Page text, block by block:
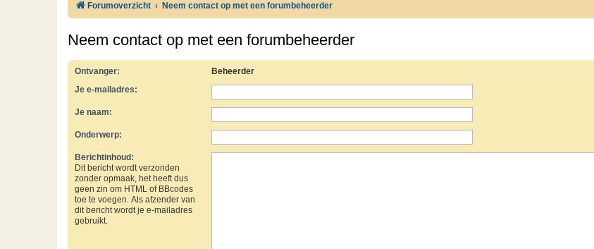
Forumoverzicht Neem contact op met een forumbeheerder
Neem contact op met een forumbeheerder
Ontvanger:
Beheerder
Je e-mailadres:
Je naam:
Onderwerp:
Berichtinhoud:
Dit bericht wordt verzonden
zonder opmaak, het heeft dus
geen zin om HTML of BBcodes
toe te voegen. Als afzender van
dit bericht wordt je e-mailadres
gebruikt.